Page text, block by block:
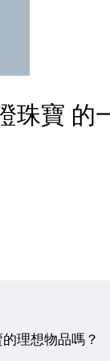
珠寶 的
理想物品嗎？